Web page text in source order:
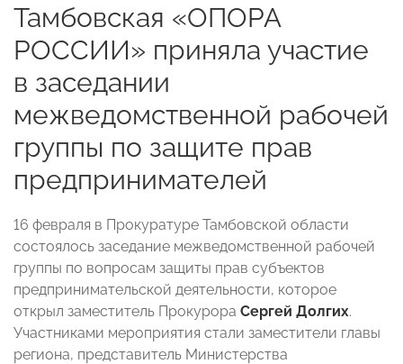
Тамбовская «ОПОРА
РОССИИ» приняла участие
в заседании
межведомственной рабочей
группы по защите прав
предпринимателей
16 февраля в Прокуратуре Тамбовской области
состоялось заседание межведомственной рабочей
группы по вопросам защиты прав субъектов
предпринимательской деятельности, которое
открыл заместитель Прокурора Сергей Долгих.
Участниками мероприятия стали заместители главы
региона, представитель Министерства